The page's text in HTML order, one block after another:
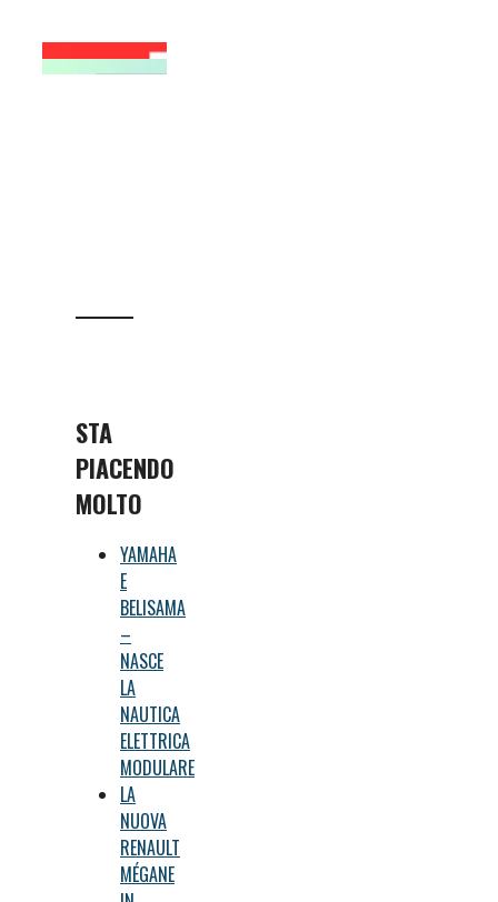
STA
PIACENDO
MOLTO
YAMAHA
E
BELISAMA
–
NASCE
LA
NAUTICA
ELETTRICA
MODULARE
LA
NUOVA
RENAULT
MÉGANE